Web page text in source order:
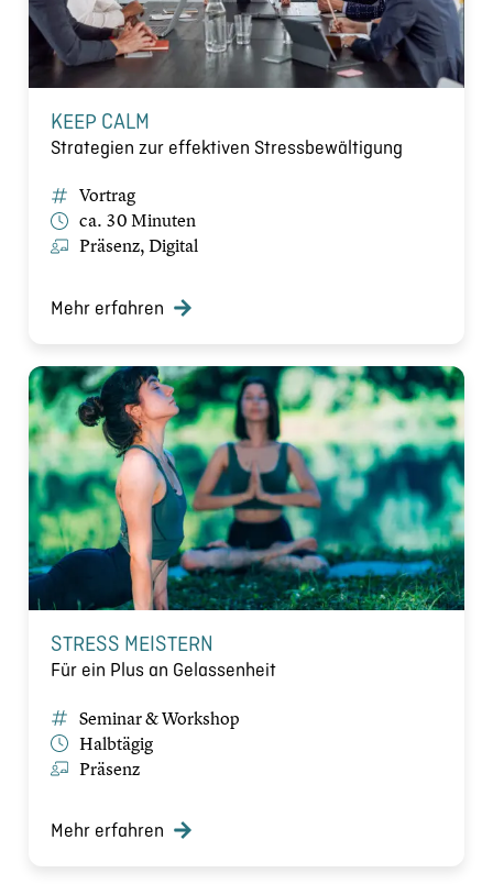
KEEP CALM
Strategien zur effektiven Stressbewältigung
Vortrag
ca. 30 Minuten
Präsenz, Digital
Mehr erfahren
STRESS MEISTERN
Für ein Plus an Gelassenheit
Seminar & Workshop
Halbtägig
Präsenz
Mehr erfahren